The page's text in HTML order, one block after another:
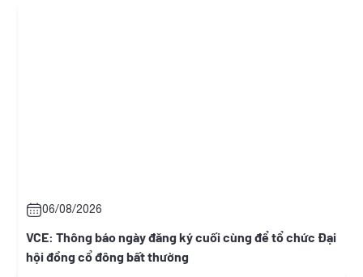
06/08/2026
VCE: Thông báo ngày đăng ký cuối cùng để tổ chức Đại
hội đồng cổ đông bất thường